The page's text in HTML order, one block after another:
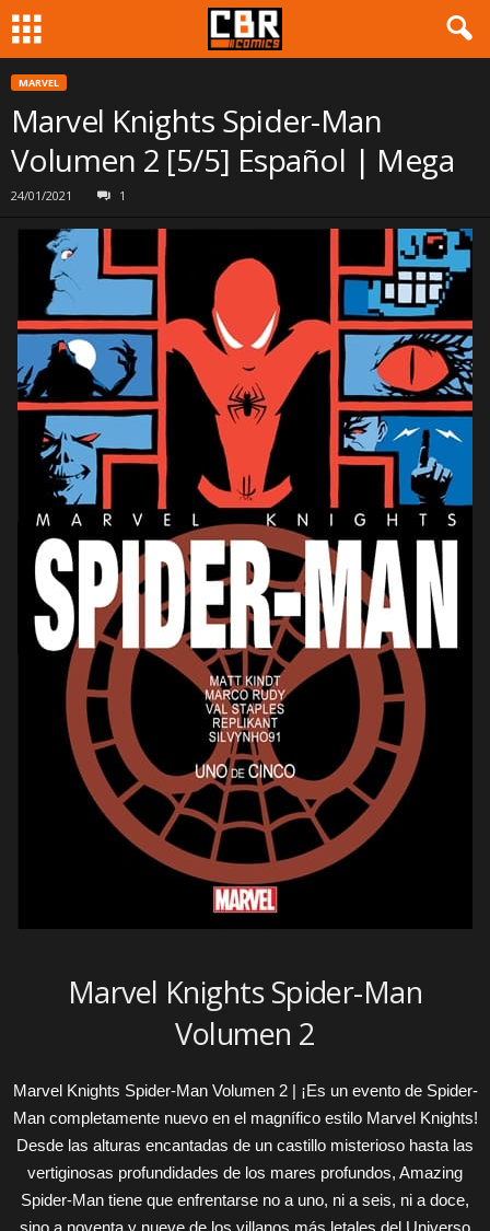
MARVEL
Marvel Knights Spider-Man
Volumen 2 [5/5] Español | Mega
24/01/2021 1
Marvel Knights Spider-Man
Volumen 2
Marvel Knights Spider-Man Volumen 2 | ¡Es un evento de Spider-
Man completamente nuevo en el magnífico estilo Marvel Knights!
Desde las alturas encantadas de un castillo misterioso hasta las
vertiginosas profundidades de los mares profundos, Amazing
Spider-Man tiene que enfrentarse no a uno, ni a seis, ni a doce,
sino a noventa y nueve de los villanos más letales del Universo